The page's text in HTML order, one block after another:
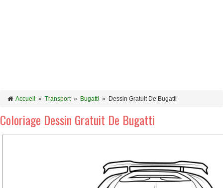
Accueil » Transport» Bugatti » Dessin Gratuit De Bugatti
Coloriage Dessin Gratuit De Bugatti